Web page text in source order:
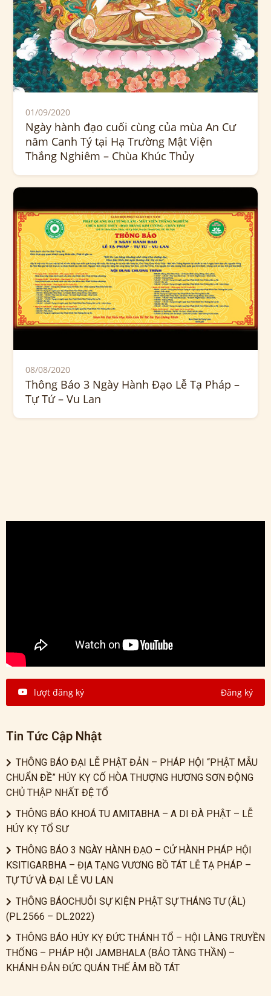
01/09/2020
Ngày hành đạo cuối cùng của mùa An Cư
năm Canh Tý tại Hạ Trường Mật Viện
Thắng Nghiêm – Chùa Khúc Thủy
08/08/2020
Thông Báo 3 Ngày Hành Đạo Lễ Tạ Pháp –
Tự Tứ – Vu Lan
lượt đăng ký Đăng ký
Tin Tức Cập Nhật
THÔNG BÁO ĐẠI LỄ PHẬT ĐẢN – PHÁP HỘI “PHẬT MẪU
CHUẨN ĐỀ” HÚY KỴ CỐ HÒA THƯỢNG HƯƠNG SƠN ĐỘNG
CHỦ THẬP NHẤT ĐỆ TỔ
THÔNG BÁO KHOÁ TU AMITABHA – A DI ĐÀ PHẬT – LỄ
HÚY KỴ TỔ SƯ
THÔNG BÁO 3 NGÀY HÀNH ĐẠO – CỬ HÀNH PHÁP HỘI
KSITIGARBHA – ĐỊA TẠNG VƯƠNG BỒ TÁT LỄ TẠ PHÁP –
TỰ TỨ VÀ ĐẠI LỄ VU LAN
THÔNG BÁOCHUỖI SỰ KIỆN PHẬT SỰ THÁNG TƯ (ÂL)
(PL.2566 – DL.2022)
THÔNG BÁO HÚY KỴ ĐỨC THÁNH TỔ – HỘI LÀNG TRUYỀN
THỐNG – PHÁP HỘI JAMBHALA (BẢO TÀNG THẦN) –
KHÁNH ĐẢN ĐỨC QUÁN THẾ ÂM BỒ TÁT